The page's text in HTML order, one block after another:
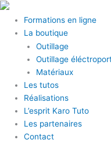
Aller
contenu
Formations en ligne
La boutique
Outillage
Outillage
Matériaux
Les tutos
Réalisations
L’esprit Karo Tuto
Les partenaires
Contact